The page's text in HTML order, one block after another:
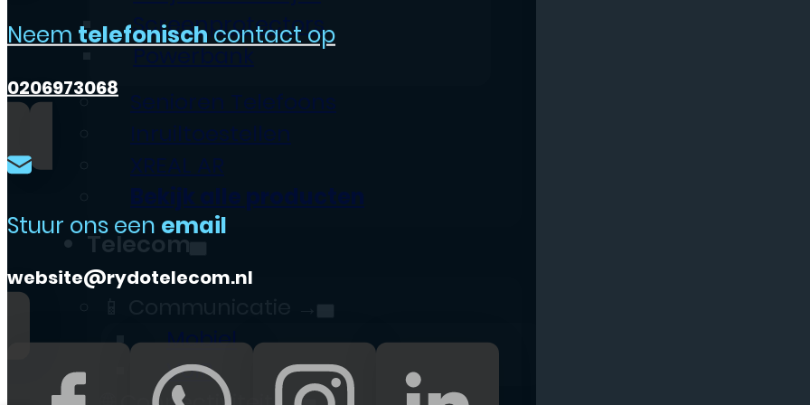
Screenprotectors
Powerbank
Senioren Telefoons
Inruiltoestellen
XREAL AR
Bekijk alle producten
Telecom
📱 Communicatie →
Mobiel
VoIP
Neemtelefonischcontact op
0206973068
Stuur ons een email
website@rydotelecom.nl